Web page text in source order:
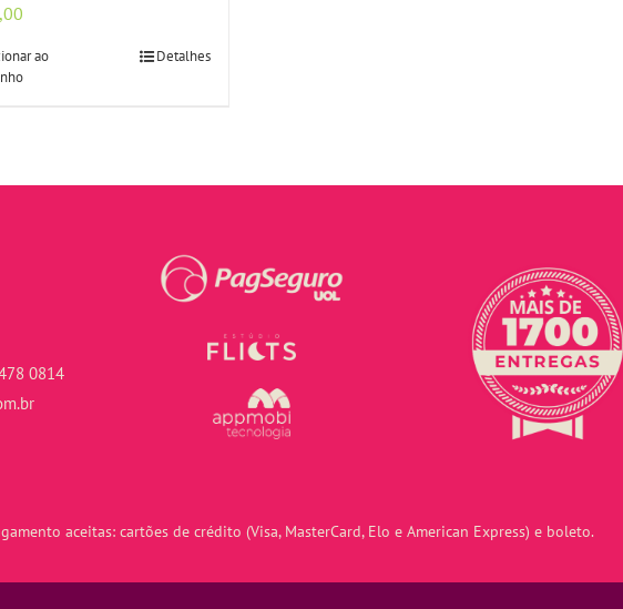
ao
Detalhes
0814
aceitas: cartões de crédito (Visa, MasterCard, Elo e American Express) e boleto.